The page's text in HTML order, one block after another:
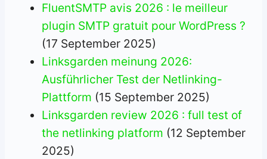
FluentSMTP avis 2026 : le meilleur
plugin SMTP gratuit pour WordPress ?
(17 September 2025)
Linksgarden meinung 2026:
Ausführlicher Test der Netlinking-
Plattform (15 September 2025)
Linksgarden review 2026 : full test of
the netlinking platform (12 September
2025)